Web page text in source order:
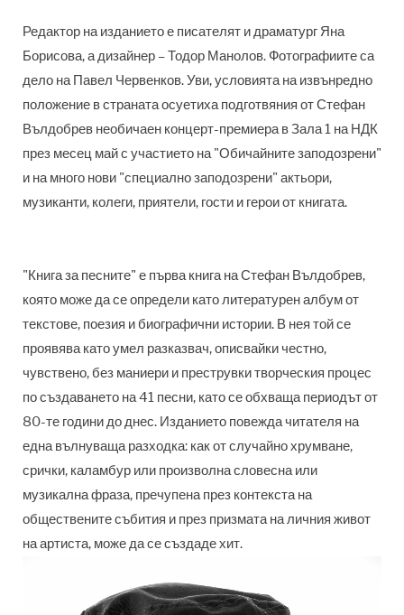
Редактор на изданието е писателят и драматург Яна
Борисова, а дизайнер – Тодор Манолов. Фотографиите са
дело на Павел Червенков. Уви, условията на извънредно
положение в страната осуетиха подготвяния от Стефан
Вълдобрев необичаен концерт-премиера в Зала 1 на НДК
през месец май с участието на "Обичайните заподозрени"
и на много нови "специално заподозрени" актьори,
музиканти, колеги, приятели, гости и герои от книгата.
"Книга за песните" е първа книга на Стефан Вълдобрев,
която може да се определи като литературен албум от
текстове, поезия и биографични истории. В нея той се
проявява като умел разказвач, описвайки честно,
чувствено, без маниери и преструвки творческия процес
по създаването на 41 песни, като се обхваща периодът от
80-те години до днес. Изданието повежда читателя на
една вълнуваща разходка: как от случайно хрумване,
срички, каламбур или произволна словесна или
музикална фраза, пречупена през контекста на
обществените събития и през призмата на личния живот
на артиста, може да се създаде хит.